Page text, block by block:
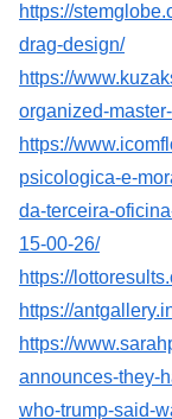
https://
drag-design/
https://
organized-
https://
psicologica-e-
da-terceira-
15-00-26/
https://
https://
https://
announces-they-
who-trump-said-